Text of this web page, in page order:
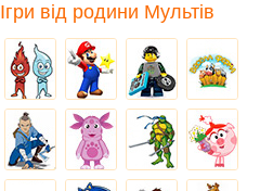
Ігри від родини Мультів